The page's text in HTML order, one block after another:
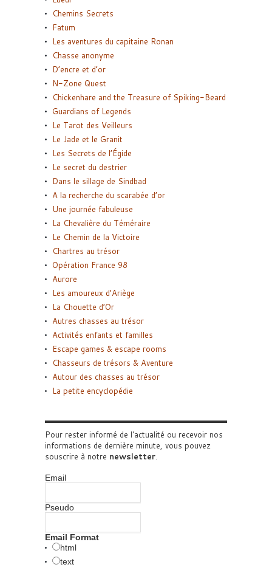
Chemins Secrets
Fatum
Les aventures du capitaine Ronan
Chasse anonyme
D’encre et d’or
N-Zone Quest
Chickenhare and the Treasure of Spiking-Beard
Guardians of Legends
Le Tarot des Veilleurs
Le Jade et le Granit
Les Secrets de l’Égide
Le secret du destrier
Dans le sillage de Sindbad
A la recherche du scarabée d’or
Une journée fabuleuse
La Chevalière du Téméraire
Le Chemin de la Victoire
Chartres au trésor
Opération France 98
Aurore
Les amoureux d’Ariège
La Chouette d’Or
Autres chasses au trésor
Activités enfants et familles
Escape games & escape rooms
Chasseurs de trésors & Aventure
Autour des chasses au trésor
La petite encyclopédie
Pour rester informé de l'actualité ou recevoir nos
informations de dernière minute, vous pouvez
souscrire à notre newsletter.
Email
Pseudo
Email Format
html
text